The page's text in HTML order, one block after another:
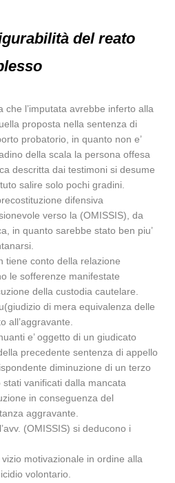
del reato
che l’imputata avrebbe inferto alla
proposta nella sentenza di
probatorio, in quanto non e’
della scala la persona offesa
descritta dai testimoni si desume
salire solo pochi gradini.
difensiva
verso la (OMISSIS), da
in quanto sarebbe stato ben piu’
tiene conto della relazione
le sofferenze manifestate
della custodia cautelare.
di mera equivalenza delle
all’aggravante.
e’ oggetto di un giudicato
precedente sentenza di appello
diminuzione di un terzo
vanificati dalla mancata
in conseguenza del
aggravante.
(OMISSIS) si deducono i
motivazionale in ordine alla
volontario.